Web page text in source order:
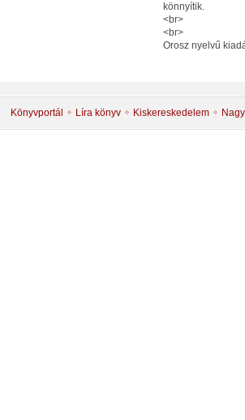
könnyítik.
<br>
<br>
Orosz nyelvű
Könyvportál Líra könyv Kiskereskedelem